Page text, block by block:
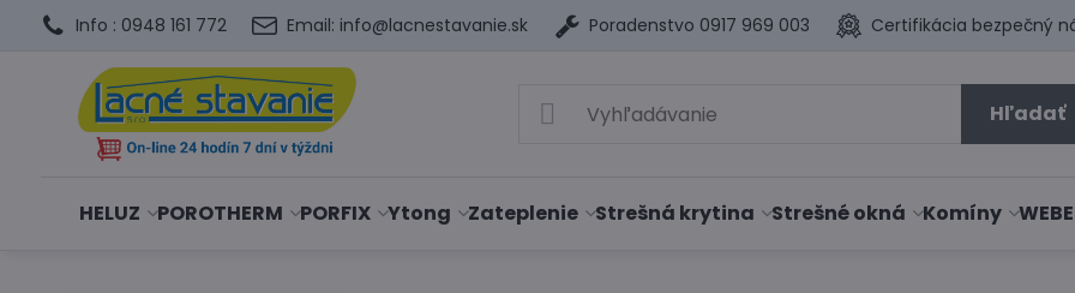
Info : 0948 161 772 Email: info@lacnestavanie.sk Poradenstvo 0917 969 003 Certifikácia bezpečný
Hľadať
HELUZ POROTHERM PORFIX Ytong Zateplenie Strešná krytina Strešné okná Komíny